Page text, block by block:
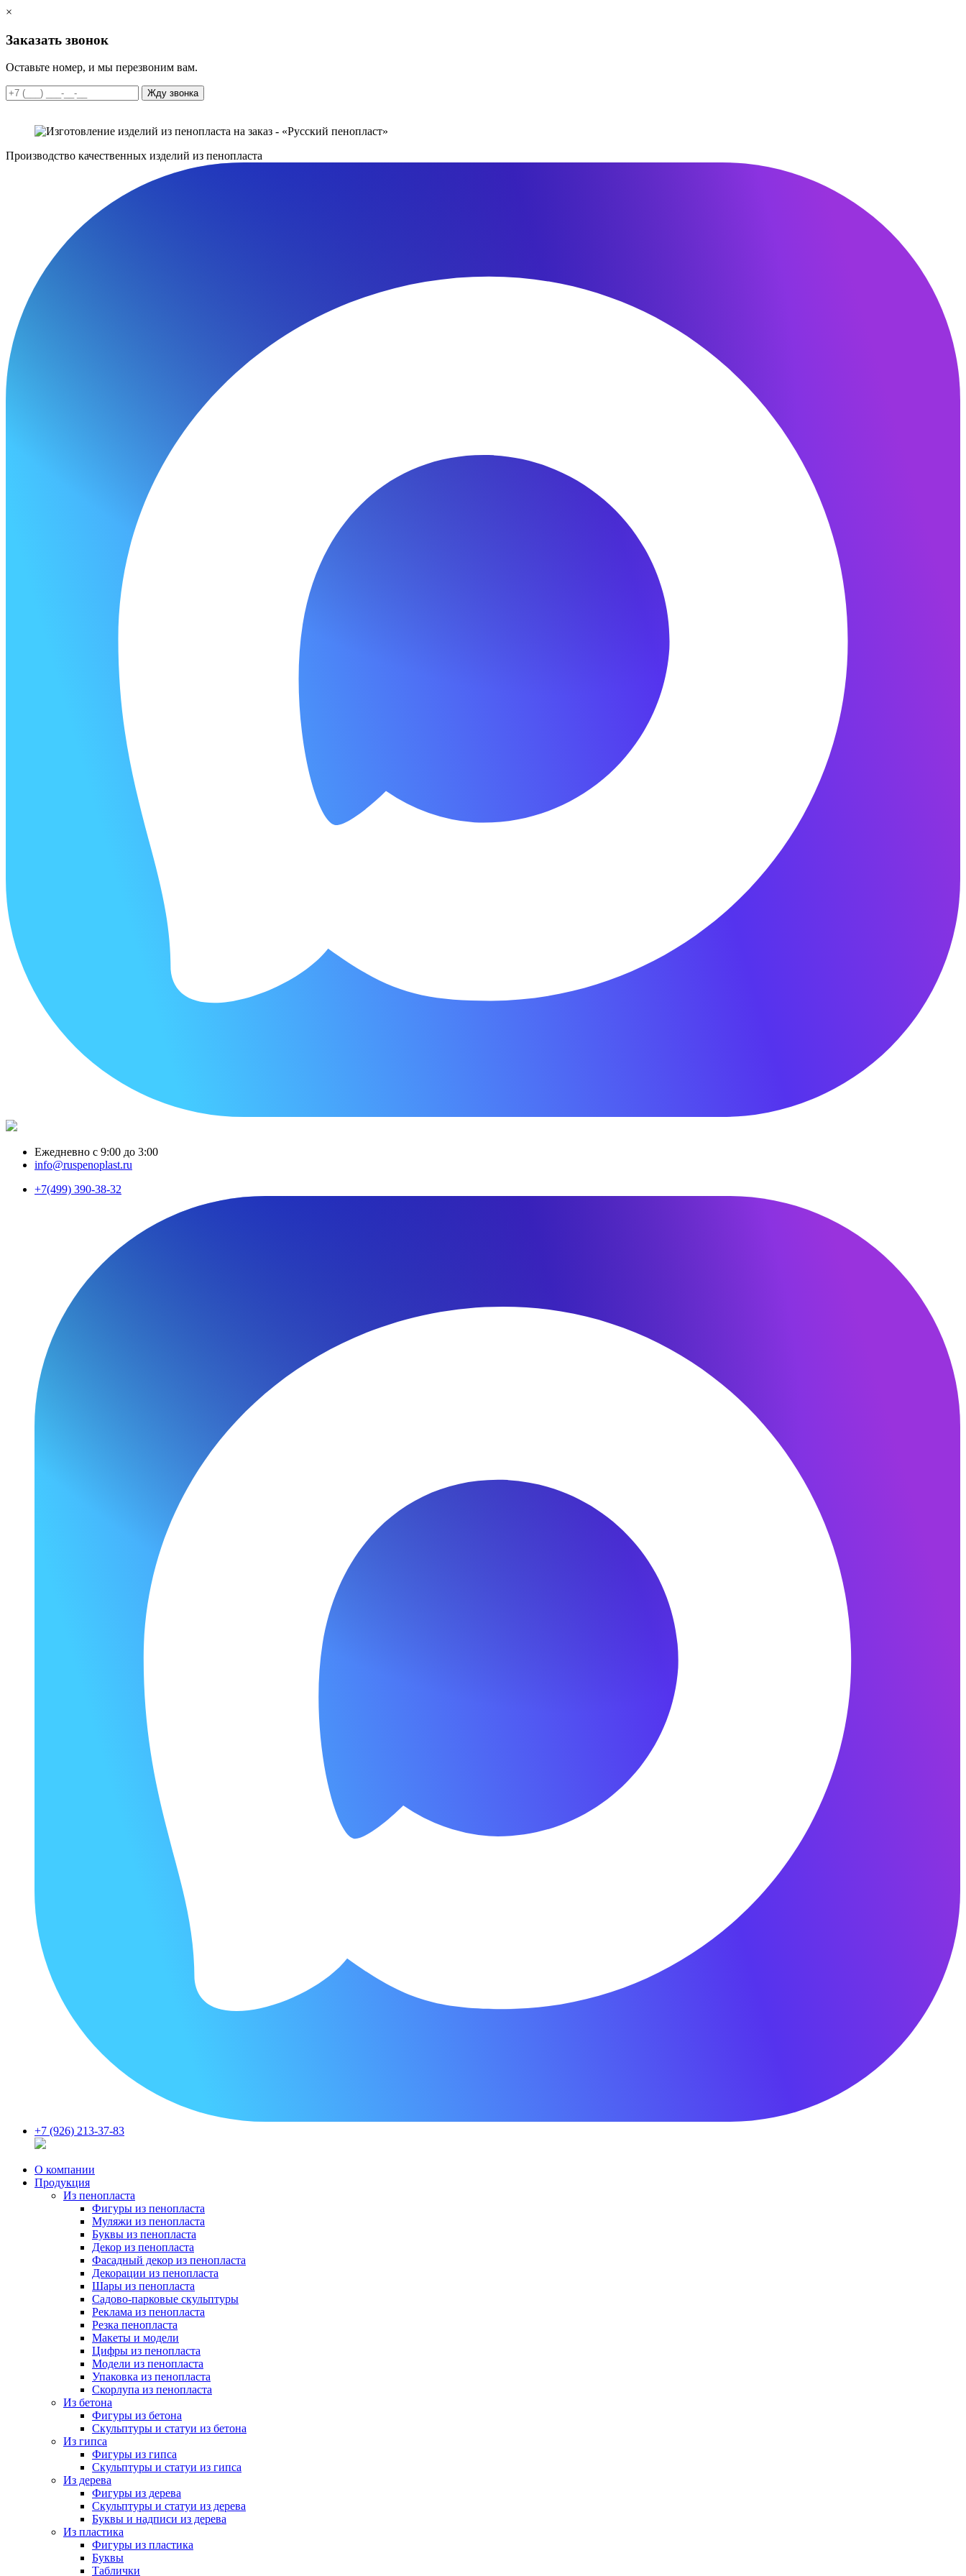
×
Заказать звонок
Оставьте номер, и мы перезвоним вам.
Жду звонка
Производство качественных изделий из пенопласта
Ежедневно с 9:00 до 3:00
info@ruspenoplast.ru
+7(499) 390-38-32
+7 (926) 213-37-83
О компании
Продукция
Из пенопласта
Фигуры из пенопласта
Муляжи из пенопласта
Буквы из пенопласта
Декор из пенопласта
Фасадный декор из пенопласта
Декорации из пенопласта
Шары из пенопласта
Садово-парковые скульптуры
Реклама из пенопласта
Резка пенопласта
Макеты и модели
Цифры из пенопласта
Модели из пенопласта
Упаковка из пенопласта
Скорлупа из пенопласта
Из бетона
Фигуры из бетона
Скульптуры и статуи из бетона
Из гипса
Фигуры из гипса
Скульптуры и статуи из гипса
Из дерева
Фигуры из дерева
Скульптуры и статуи из дерева
Буквы и надписи из дерева
Из пластика
Фигуры из пластика
Буквы
Таблички